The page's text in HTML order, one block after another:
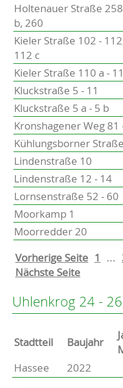
Heide
Bordesholm
Elmshorn
Holtenauer Straße
b, 260
Kieler Straße 102 -
112 c
Kieler Straße 110 a -
Kluckstraße 5 - 11
Kluckstraße 5 a - 5 b
Kronshagener Weg 81
Kühlungsborner
Lindenstraße 10
Lindenstraße 12 - 14
Lornsenstraße 52 - 60
Moorkamp 1
Moorredder 20
Vorherige Seite 1 ...
Nächste Seite
Uhlenkrog 24 -
Stammdaten
Basisdaten zur
Stadtteil Baujahr
Hassee
2022